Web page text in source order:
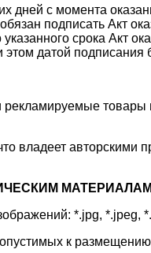
дней с момента
подписать Акт
срока Акт
датой подписания
товары и
владеет авторскими
*.jpg, *.jpeg,
к